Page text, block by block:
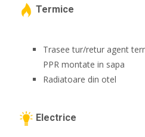
Termice
Trasee tur/retur agent
PPR montate in sapa
Radiatoare din otel
Electrice